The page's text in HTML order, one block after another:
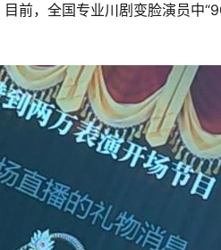
前，全国专业川剧变脸演员中